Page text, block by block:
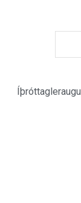
Íþróttagleraugu